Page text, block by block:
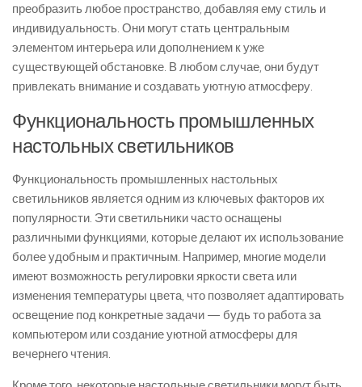
преобразить любое пространство, добавляя ему стиль и
индивидуальность. Они могут стать центральным
элементом интерьера или дополнением к уже
существующей обстановке. В любом случае, они будут
привлекать внимание и создавать уютную атмосферу.
Функциональность промышленных
настольных светильников
Функциональность промышленных настольных
светильников является одним из ключевых факторов их
популярности. Эти светильники часто оснащены
различными функциями, которые делают их использование
более удобным и практичным. Например, многие модели
имеют возможность регулировки яркости света или
изменения температуры цвета, что позволяет адаптировать
освещение под конкретные задачи — будь то работа за
компьютером или создание уютной атмосферы для
вечернего чтения.